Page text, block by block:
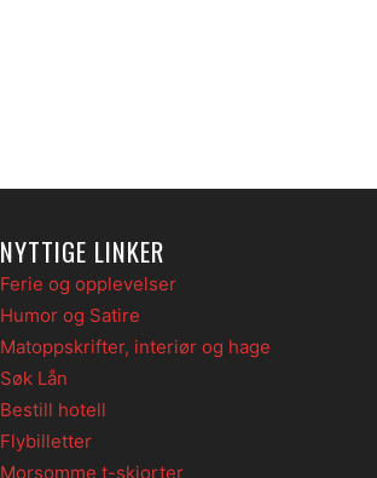
NYTTIGE LINKER
Ferie og opplevelser
Humor og Satire
Matoppskrifter, interiør og hage
Søk Lån
Bestill hotell
Flybilletter
Morsomme t-skjorter